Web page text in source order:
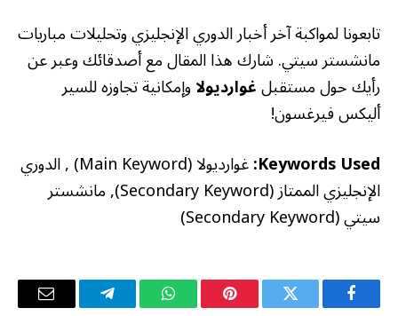
تابعونا لمواكبة آخر أخبار الدوري الإنجليزي وتحليلات مباريات
مانشستر سيتي. شارك هذا المقال مع أصدقائك وعبر عن
رأيك حول مستقبلغوارديولاوإمكانية تجاوزه للسير
أليكس فيرغسون!
Keywords Used:
غوارديولا (Main Keyword) , الدوري
الإنجليزي الممتاز (Secondary Keyword), مانشستر
سيتي (Secondary Keyword)
فيسبوك تويتر بينتيريستواتساب تيلقرام
البريد